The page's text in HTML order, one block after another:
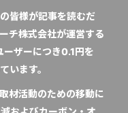
皆様が記事を読むだ
チ株式会社が運営する
ーザーにつき0.1円を
います。
材活動のための移動に